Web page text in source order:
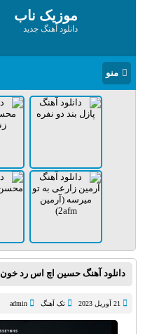
موزیک ناب
دانلود آهنگ جدید
منو
دانلود آهنگ حسین اچ اس رد خون
21 آوریل 2023 تک آهنگ admin